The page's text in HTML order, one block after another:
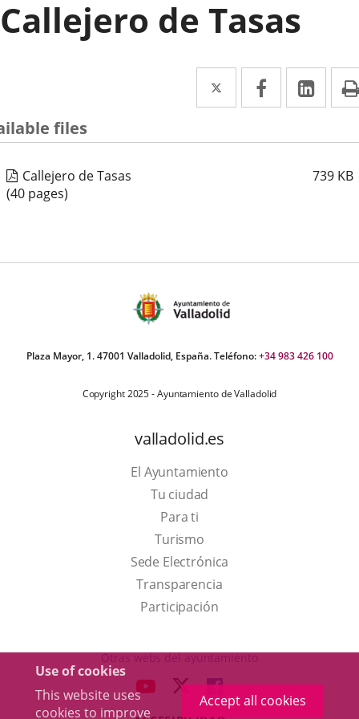
Use of cookies
This website uses
cookies to improve
Accept all cookies
Callejero de Tasas
Twitter
Enlace
a
una
Facebook
Enlace
a
una
externa.
a
una
files
Callejero de Tasas 739 KB
(40 pages)
Plaza Mayor, 1. 47001 Valladolid, España. Teléfono:+34 983 426 100
Copyright 2025 - Ayuntamiento de Valladolid
valladolid.es
El Ayuntamiento
Tu ciudad
Para ti
TurismoThis
link
will
open
a
up
Sede Electrónica
Transparencia
Participación
Otras webs del ayuntamiento
LINK LINK
TO
LINK
TO